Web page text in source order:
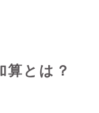
算とは？